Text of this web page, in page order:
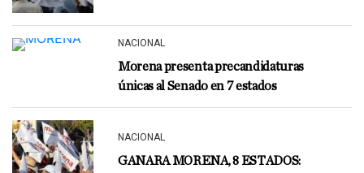
NACIONAL
Morena presenta precandidaturas
únicas al Senado en 7 estados
NACIONAL
GANARA MORENA, 8 ESTADOS: